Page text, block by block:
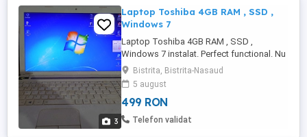
3
Laptop Toshiba 4GB RAM , SSD ,
Windows 7
Laptop Toshiba 4GB RAM , SSD ,
Windows 7 instalat. Perfect functional. Nu
are baterie , functioneaza direct prin cablu
de alimentare. Are si DVD - RW . Raspund
mai rapid pe whatsapp sau la telefon Se
poate vedea oricand si proba in Bistrita.
Bistrita, Bistrita-Nasaud
5 august
499 RON
Telefon validat